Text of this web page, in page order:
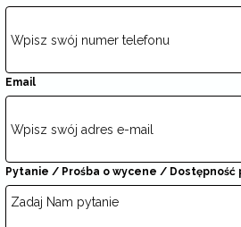
Email
Pytanie / Prośba o wycene / Dostępność